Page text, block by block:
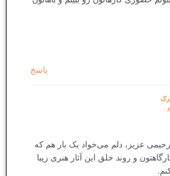
پاسخ
عزیز، دلم می‌خواد یک بار هم که
و روند خلق این آثار هنری زیبا